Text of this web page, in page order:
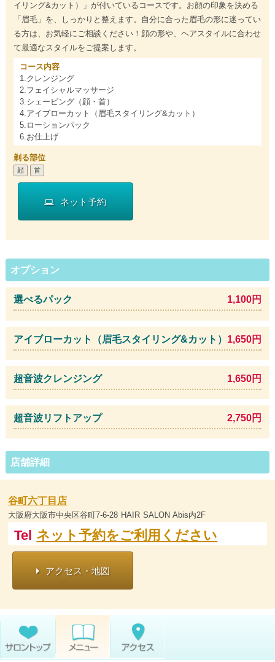
イリング&カット）」が付いているコースです。お顔の印象を決める
「眉毛」を、しっかりと整えます。自分に合った眉毛の形に迷ってい
る方は、お気軽にご相談ください！顔の形や、ヘアスタイルに合わせ
て最適なスタイルをご提案します。
コース内容
1.クレンジング
2.フェイシャルマッサージ
3.シェービング（顔・首）
4.アイブローカット（眉毛スタイリング&カット）
5.ローションパック
6.お仕上げ
剃る部位
顔 首
ネット予約
オプション
選べるパック 1,100円
アイブローカット（眉毛スタイリング&カット） 1,650円
超音波クレンジング 1,650円
超音波リフトアップ 2,750円
店舗詳細
谷町六丁目店
大阪府大阪市中央区谷町7-6-28 HAIR SALON Abis内2F
Tel ネット予約をご利用ください
アクセス・地図